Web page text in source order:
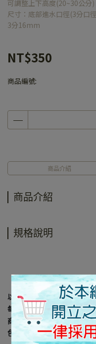
可調整上下高度(20~30公分)
尺寸：底部進水口徑(3分口
3分16mm
NT$350
商品編號:
商品介紹
商品介紹
規格說明
以上規格資料若有任何錯誤
每台電腦螢幕因設定及廠牌
商品難免會有色差及個人感
色為主。